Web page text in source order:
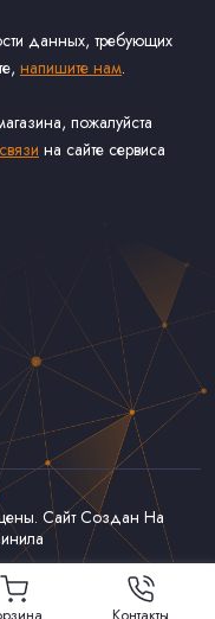
данных, требующих
напишите нам.
пожалуйста
на сайте сервиса
Сайт Создан На